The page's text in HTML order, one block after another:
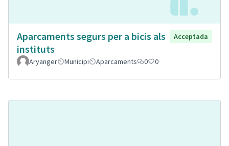
Aparcaments segurs per a bicis als
instituts
Acceptada
Aryanger Municipi Aparcaments 0 0